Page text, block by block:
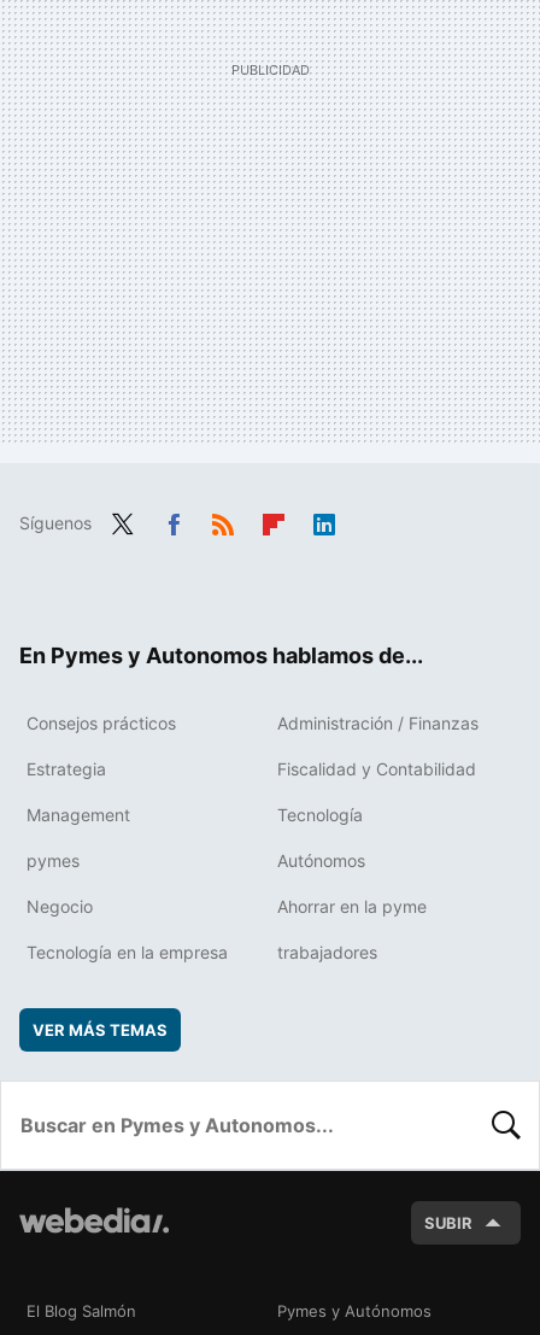
Síguenos
En Pymes y Autonomos hablamos de...
Consejos prácticos Administración / Finanzas
Estrategia Fiscalidad y Contabilidad
Management Tecnología
pymes Autónomos
Negocio Ahorrar en la pyme
Tecnología en la empresa trabajadores
VER MÁS TEMAS
SUBIR
El Blog Salmón Pymes y Autónomos